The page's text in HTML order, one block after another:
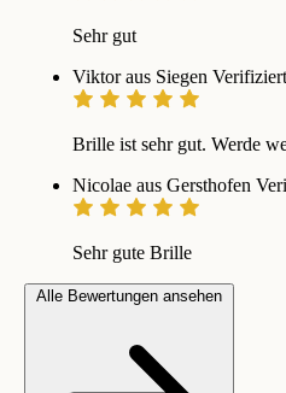
Sehr gut
Viktor aus Siegen
Brille ist sehr gut. Werde
Nicolae aus Gersthofen
Sehr gute Brille
Alle Bewertungen ansehen